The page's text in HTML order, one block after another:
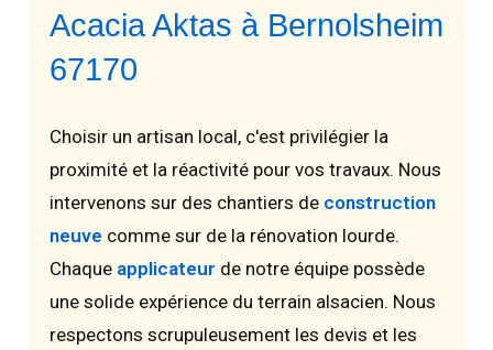
Acacia Aktas à Bernolsheim
67170
Choisir un artisan local, c'est privilégier la
proximité et la réactivité pour vos travaux. Nous
intervenons sur des chantiers de construction
neuve comme sur de la rénovation lourde.
Chaque applicateur de notre équipe possède
une solide expérience du terrain alsacien. Nous
respectons scrupuleusement les devis et les